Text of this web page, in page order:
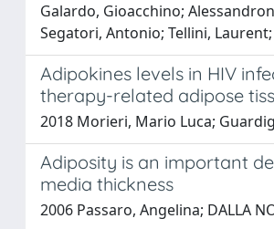
Galardo, Gioacchino;
Segatori, Antonio; Tellini,
Adipokines levels in HIV
therapy-related adipose
2018 Morieri, Mario Luca;
Adiposity is an important
media thickness
2006 Passaro, Angelina; DALLA